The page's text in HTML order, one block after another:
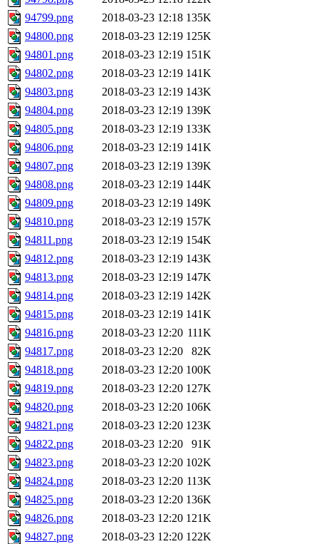
94799.png
2018-03-23 12:18 135K
94800.png
2018-03-23 12:19 125K
94801.png
2018-03-23 12:19 151K
94802.png
2018-03-23 12:19 141K
94803.png
2018-03-23 12:19 143K
94804.png
2018-03-23 12:19 139K
94805.png
2018-03-23 12:19 133K
94806.png
2018-03-23 12:19 141K
94807.png
2018-03-23 12:19 139K
94808.png
2018-03-23 12:19 144K
94809.png
2018-03-23 12:19 149K
94810.png
2018-03-23 12:19 157K
94811.png
2018-03-23 12:19 154K
94812.png
2018-03-23 12:19 143K
94813.png
2018-03-23 12:19 147K
94814.png
2018-03-23 12:19 142K
94815.png
2018-03-23 12:19 141K
94816.png
2018-03-23 12:20 111K
94817.png
2018-03-23 12:20
82K
94818.png
2018-03-23 12:20 100K
94819.png
2018-03-23 12:20 127K
94820.png
2018-03-23 12:20 106K
94821.png
2018-03-23 12:20 123K
94822.png
2018-03-23 12:20
91K
94823.png
2018-03-23 12:20 102K
94824.png
2018-03-23 12:20 113K
94825.png
2018-03-23 12:20 136K
94826.png
2018-03-23 12:20 121K
94827.png
2018-03-23 12:20 122K